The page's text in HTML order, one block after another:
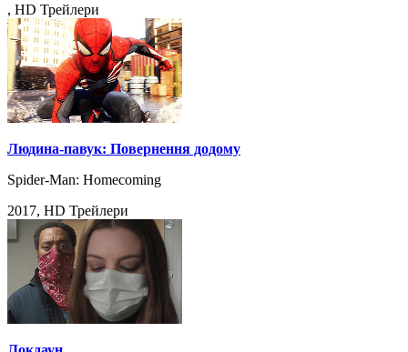
, HD Трейлери
Людина-павук: Повернення додому
Spider-Man: Homecoming
2017, HD Трейлери